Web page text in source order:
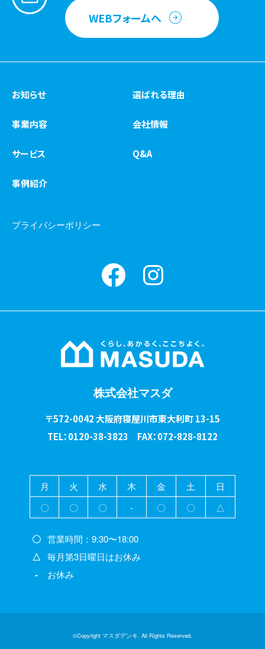
WEBフォームへ
お知らせ
事業内容
サービス
事例紹介
選ばれる理由
会社情報
Q&A
プライバシーポリシー
Facebook
株式会社マスダ
〒572-0042 大阪府寝屋川市東大利町 13-15
TEL：0120-38-3823 FAX：072-828-8122
月 火 水 木 金 土
日
〇
〇 〇 - 〇 〇 △
〇 営業時間：9:30〜18:00
△ 毎月第3日曜日はお休み
- お休み
©Copyright マスダデンキ. All Rights Reserved.